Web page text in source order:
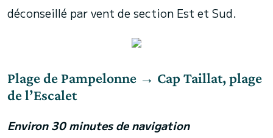
déconseillé par vent de section Est et Sud.
Plage de Pampelonne → Cap Taillat, plage
de l’Escalet
Environ 30 minutes de navigation